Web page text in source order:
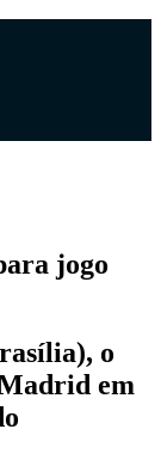
jogo
o
em